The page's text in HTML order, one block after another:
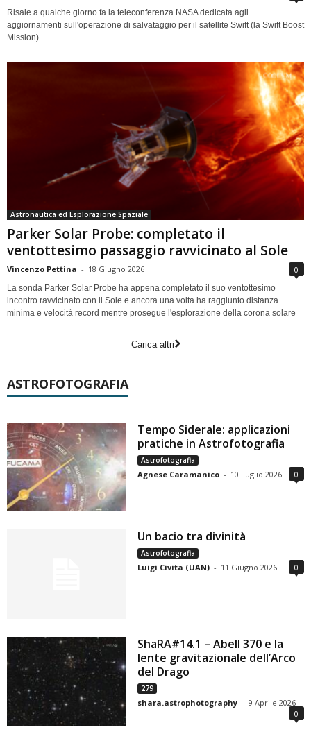
Risale a qualche giorno fa la teleconferenza NASA dedicata agli
aggiornamenti sull'operazione di salvataggio per il satellite Swift (la Swift Boost
Mission)
Astronautica ed Esplorazione Spaziale
Parker Solar Probe: completato il
ventottesimo passaggio ravvicinato al Sole
Vincenzo Pettina - 18 Giugno 2026 0
La sonda Parker Solar Probe ha appena completato il suo ventottesimo
incontro ravvicinato con il Sole e ancora una volta ha raggiunto distanza
minima e velocità record mentre prosegue l'esplorazione della corona solare
Carica altri
ASTROFOTOGRAFIA
Tempo Siderale: applicazioni
pratiche in Astrofotografia
Astrofotografia
Agnese Caramanico - 10 Luglio 2026 0
Un bacio tra divinità
Astrofotografia
Luigi Civita (UAN) - 11 Giugno 2026 0
ShaRA#14.1 – Abell 370 e la
lente gravitazionale dell’Arco
del Drago
279
shara.astrophotography - 9 Aprile 2026
0